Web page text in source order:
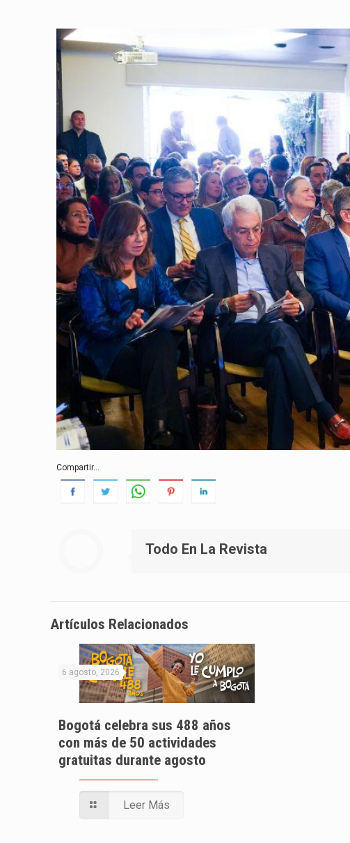
Compartir...
Todo En La Revista
Artículos Relacionados
6 agosto, 2026
Bogotá celebra sus 488 años
con más de 50 actividades
gratuitas durante agosto
Leer Más